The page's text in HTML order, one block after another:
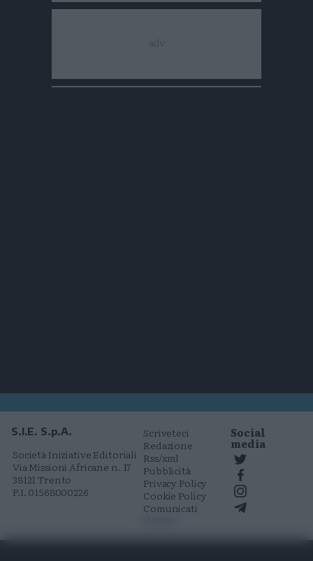
S.I.E. S.p.A.
Società Iniziative Editoriali
Via Missioni Africane n. 17
38121 Trento
P.I. 01568000226
Scriveteci
Redazione
Rss/xml
Pubblicità
Privacy Policy
Cookie Policy
Comunicati
Social
media